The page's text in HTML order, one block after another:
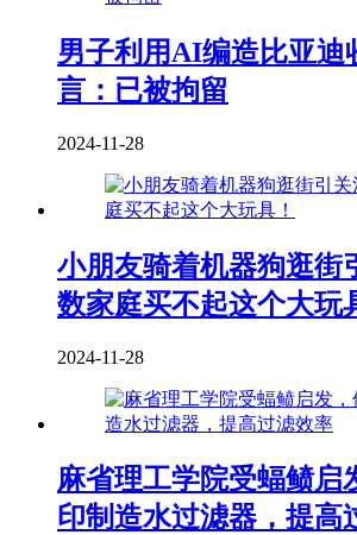
男子利用AI编造比亚迪
言：已被拘留
2024-11-28
小朋友骑着机器狗逛街
数家庭买不起这个大玩
2024-11-28
麻省理工学院受蝠鲼启
印制造水过滤器，提高